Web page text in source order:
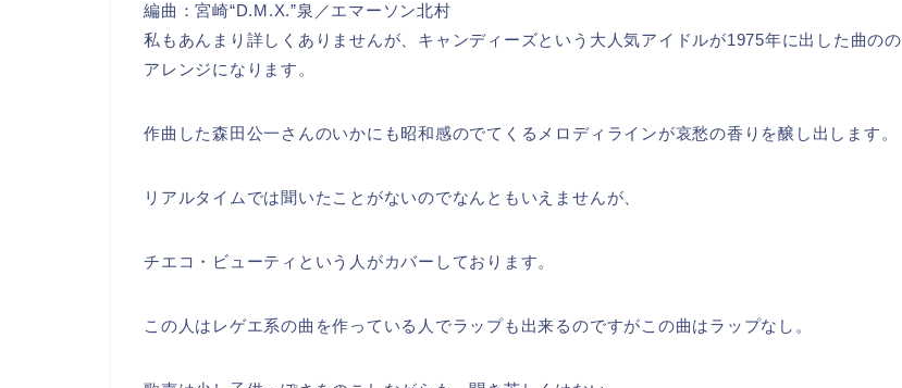
編曲：宮崎“D.M.X.”泉／エマーソン北村
私もあんまり詳しくありませんが、キャンディーズという大人気アイドルが1975年に出した曲のの
アレンジになります。
作曲した森田公一さんのいかにも昭和感のでてくるメロディラインが哀愁の香りを醸し出します。
リアルタイムでは聞いたことがないのでなんともいえませんが、
チエコ・ビューティという人がカバーしております。
この人はレゲエ系の曲を作っている人でラップも出来るのですがこの曲はラップなし。